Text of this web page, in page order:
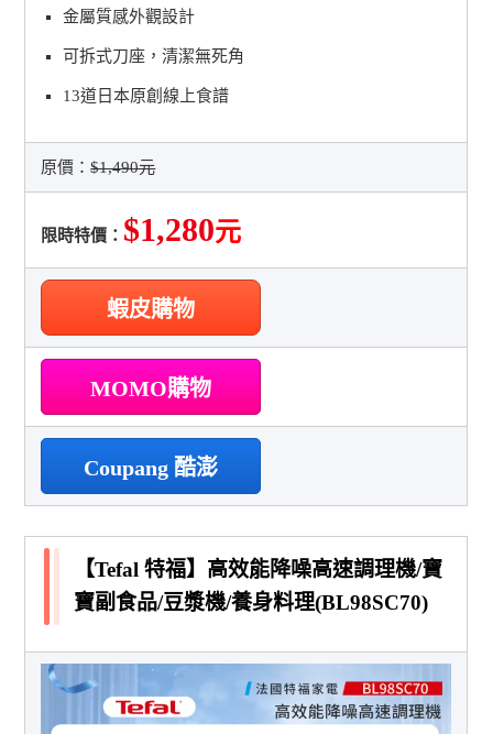
金屬質感外觀設計
可拆式刀座，清潔無死角
13道日本原創線上食譜
原價：$1,490元
限時特價： $1,280元
蝦皮購物
MOMO購物
Coupang 酷澎
【Tefal 特福】高效能降噪高速調理機/寶
寶副食品/豆漿機/養身料理(BL98SC70)